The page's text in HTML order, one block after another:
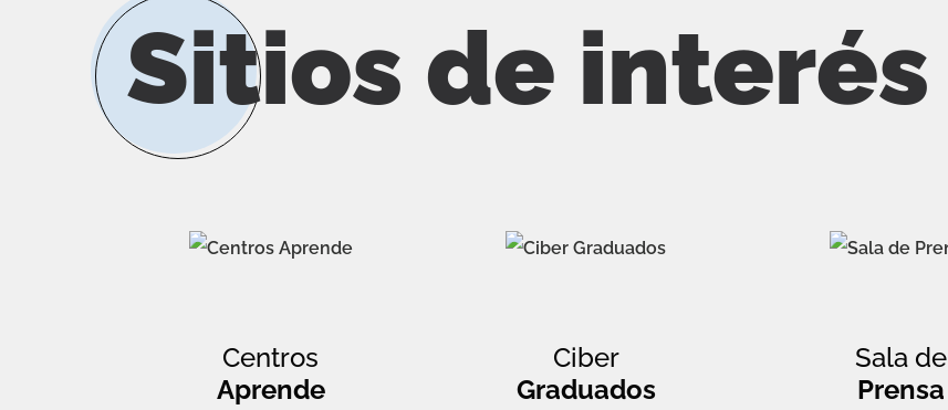
Sitios de interés
Centros
Aprende
Ciber
Graduados
Sala de
Prensa